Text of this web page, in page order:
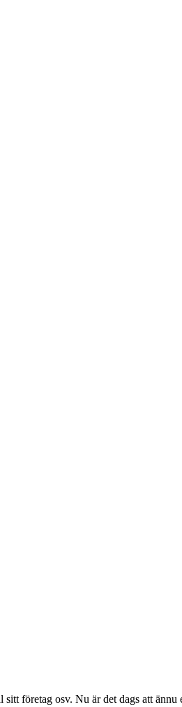
företag osv. Nu är det dags att